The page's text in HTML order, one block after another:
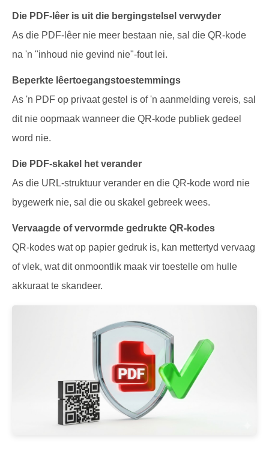
Die PDF-lêer is uit die bergingstelsel verwyder
As die PDF-lêer nie meer bestaan nie, sal die QR-kode
na 'n "inhoud nie gevind nie"-fout lei.
Beperkte lêertoegangstoestemmings
As 'n PDF op privaat gestel is of 'n aanmelding vereis, sal
dit nie oopmaak wanneer die QR-kode publiek gedeel
word nie.
Die PDF-skakel het verander
As die URL-struktuur verander en die QR-kode word nie
bygewerk nie, sal die ou skakel gebreek wees.
Vervaagde of vervormde gedrukte QR-kodes
QR-kodes wat op papier gedruk is, kan mettertyd vervaag
of vlek, wat dit onmoontlik maak vir toestelle om hulle
akkuraat te skandeer.